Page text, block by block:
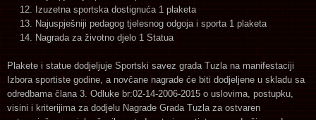
Izuzetna sportska dostignuća 1 plaketa
Najuspješniji pedagog tjelesnog odgoja i sporta 1 plaketa
Nagrada za životno djelo 1 Statua
Plakete i statue dodjeljuje Sportski savez grada Tuzla na manifestaciji
Izbora sportiste godine, a novčane nagrade će biti dodjeljene u skladu sa
odredbama člana 3. Odluke br:02-14-2006-2015 o uslovima, postupku,
visini i kriterijima za dodjelu Nagrade Grada Tuzla za ostvaren